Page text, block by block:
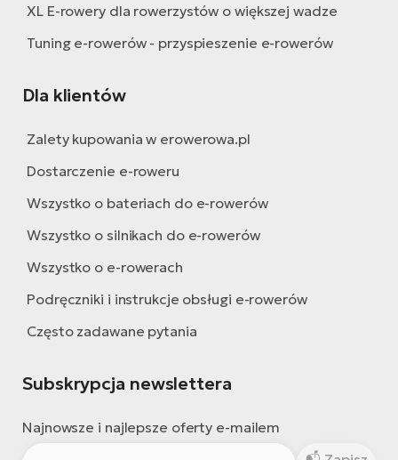
XL E-rowery dla rowerzystów o większej wadze
Tuning e-rowerów - przyspieszenie e-rowerów
Dla klientów
Zalety kupowania w erowerowa.pl
Dostarczenie e-roweru
Wszystko o bateriach do e-rowerów
Wszystko o silnikach do e-rowerów
Wszystko o e-rowerach
Podręczniki i instrukcje obsługi e-rowerów
Często zadawane pytania
Subskrypcja newslettera
Najnowsze i najlepsze oferty e-mailem